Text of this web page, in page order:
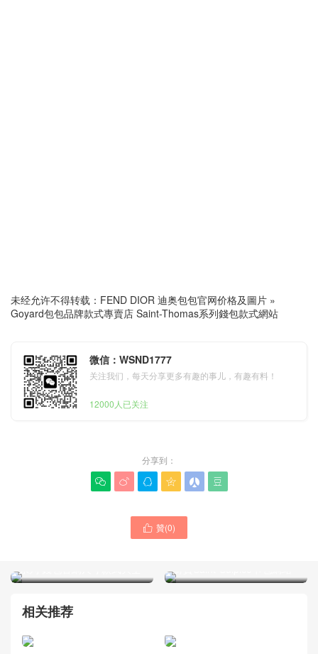
未经允许不得转载： FEND DIOR 迪奥包包官网价格及圖片 »
Goyard包包品牌款式專賣店 Saint-Thomas系列錢包款式網站
微信：WSND1777
关注我们，每天分享更多有趣的事儿，有趣有料！
12000人已关注
分享到：
     
 贊(0)
相关推荐